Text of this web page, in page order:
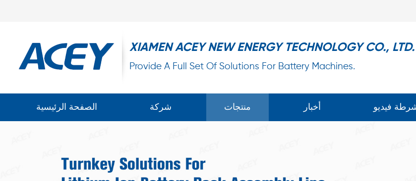
XIAMEN ACEY NEW ENERGY TECHNOLOGY CO., LTD.
Provide A Full Set Of Solutions For Battery Machines.
الصفحة الرئيسية شركة منتجات أخبار فيديو